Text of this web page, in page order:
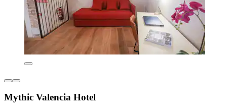
Mythic Valencia Hotel